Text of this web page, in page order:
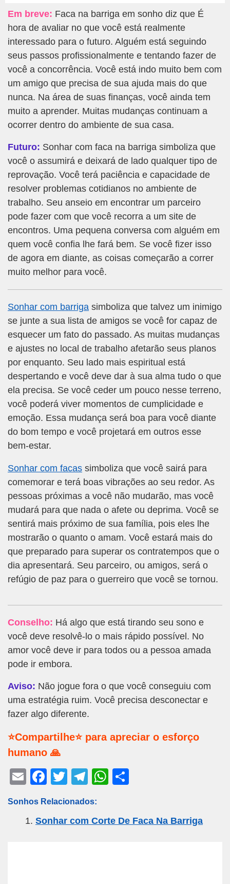
Em breve: Faca na barriga em sonho diz que É
hora de avaliar no que você está realmente
interessado para o futuro. Alguém está seguindo
seus passos profissionalmente e tentando fazer de
você a concorrência. Você está indo muito bem com
um amigo que precisa de sua ajuda mais do que
nunca. Na área de suas finanças, você ainda tem
muito a aprender. Muitas mudanças continuam a
ocorrer dentro do ambiente de sua casa.
Futuro: Sonhar com faca na barriga simboliza que
você o assumirá e deixará de lado qualquer tipo de
reprovação. Você terá paciência e capacidade de
resolver problemas cotidianos no ambiente de
trabalho. Seu anseio em encontrar um parceiro
pode fazer com que você recorra a um site de
encontros. Uma pequena conversa com alguém em
quem você confia lhe fará bem. Se você fizer isso
de agora em diante, as coisas começarão a correr
muito melhor para você.
Sonhar com barriga simboliza que talvez um inimigo
se junte a sua lista de amigos se você for capaz de
esquecer um fato do passado. As muitas mudanças
e ajustes no local de trabalho afetarão seus planos
por enquanto. Seu lado mais espiritual está
despertando e você deve dar à sua alma tudo o que
ela precisa. Se você ceder um pouco nesse terreno,
você poderá viver momentos de cumplicidade e
emoção. Essa mudança será boa para você diante
do bom tempo e você projetará em outros esse
bem-estar.
Sonhar com facas simboliza que você sairá para
comemorar e terá boas vibrações ao seu redor. As
pessoas próximas a você não mudarão, mas você
mudará para que nada o afete ou deprima. Você se
sentirá mais próximo de sua família, pois eles lhe
mostrarão o quanto o amam. Você estará mais do
que preparado para superar os contratempos que o
dia apresentará. Seu parceiro, ou amigos, será o
refúgio de paz para o guerreiro que você se tornou.
Conselho: Há algo que está tirando seu sono e
você deve resolvê-lo o mais rápido possível. No
amor você deve ir para todos ou a pessoa amada
pode ir embora.
Aviso: Não jogue fora o que você conseguiu com
uma estratégia ruim. Você precisa desconectar e
fazer algo diferente.
⭐Compartilhe⭐ para apreciar o esforço
humano 🙏
E
ail
F
c
e
T
tt
er
T
e
gr
W
s
e
Sonhos Relacionados:
Sonhar com Corte De Faca Na Barriga